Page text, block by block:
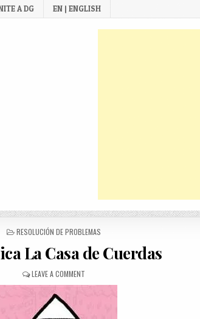
A DG EN | ENGLISH
POSTED
RESOLUCIÓN DE PROBLEMAS
La Casa de Cuerdas
LEAVE A COMMENTON
DINÁMICA